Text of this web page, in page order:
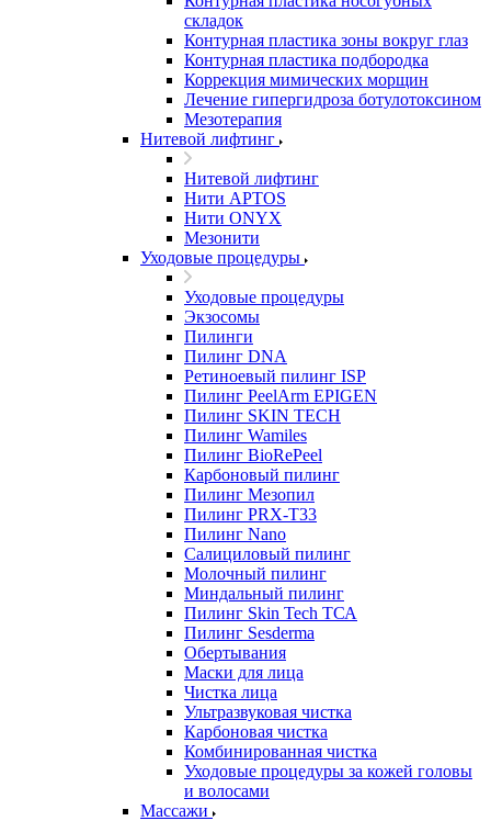
складок
Контурная пластика зоны вокруг глаз
Контурная пластика подбородка
Коррекция мимических морщин
Лечение гипергидроза ботулотоксином
Мезотерапия
Нитевой лифтинг
Нитевой лифтинг
Нити APTOS
Нити ONYX
Мезонити
Уходовые процедуры
Уходовые процедуры
Экзосомы
Пилинги
Пилинг DNA
Ретиноевый пилинг ISP
Пилинг PeelArm EPIGEN
Пилинг SKIN TECH
Пилинг Wamiles
Пилинг BioRePeel
Карбоновый пилинг
Пилинг Мезопил
Пилинг PRX-T33
Пилинг Nano
Салициловый пилинг
Молочный пилинг
Миндальный пилинг
Пилинг Skin Tech ТСА
Пилинг Sesderma
Обертывания
Маски для лица
Чистка лица
Ультразвуковая чистка
Карбоновая чистка
Комбинированная чистка
Уходовые процедуры за кожей головы
и волосами
Массажи